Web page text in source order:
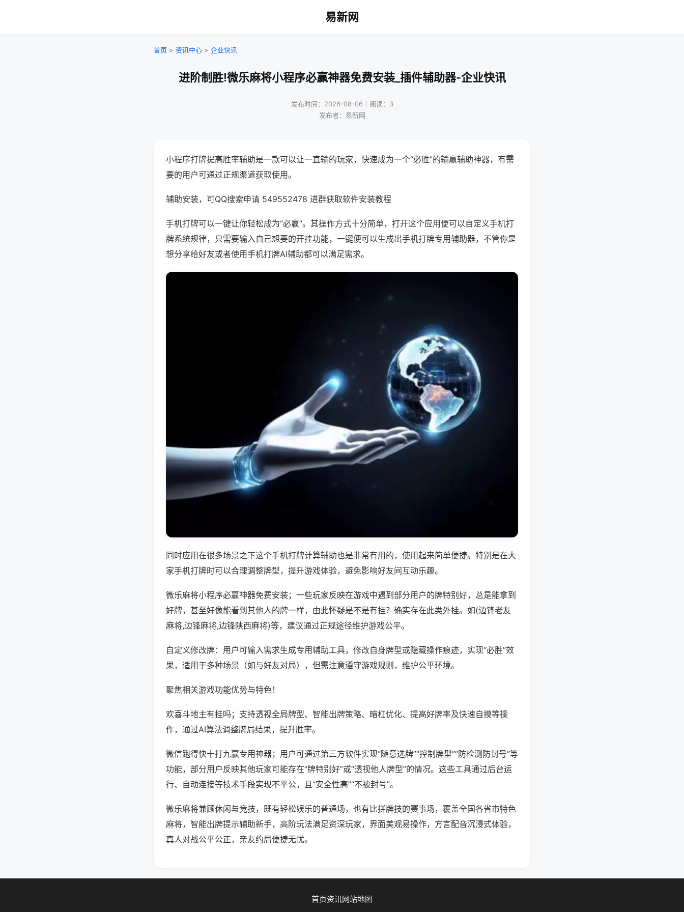
易新网
首页 > 资讯中心 > 企业快讯
进阶制胜!微乐麻将小程序必赢神器免费安装_插件辅助器-企业快讯
发布时间：2026-08-06｜阅读：3
发布者：易新网
小程序打牌提高胜率辅助是一款可以让一直输的玩家，快速成为一个“必胜”的输赢辅助神器，有需
要的用户可通过正规渠道获取使用。
辅助安装，可QQ搜索申请 549552478 进群获取软件安装教程
手机打牌可以一键让你轻松成为“必赢”。其操作方式十分简单，打开这个应用便可以自定义手机打
牌系统规律，只需要输入自己想要的开挂功能，一键便可以生成出手机打牌专用辅助器，不管你是
想分享给好友或者使用手机打牌AI辅助都可以满足需求。
同时应用在很多场景之下这个手机打牌计算辅助也是非常有用的，使用起来简单便捷。特别是在大
家手机打牌时可以合理调整牌型，提升游戏体验，避免影响好友间互动乐趣。
微乐麻将小程序必赢神器免费安装；一些玩家反映在游戏中遇到部分用户的牌特别好，总是能拿到
好牌，甚至好像能看到其他人的牌一样，由此怀疑是不是有挂？确实存在此类外挂。如(边锋老友
麻将,边锋麻将,边锋陕西麻将)等，建议通过正规途径维护游戏公平。
自定义修改牌：用户可输入需求生成专用辅助工具，修改自身牌型或隐藏操作痕迹，实现“必胜”效
果，适用于多种场景（如与好友对局），但需注意遵守游戏规则，维护公平环境。
聚焦相关游戏功能优势与特色！
欢喜斗地主有挂吗；支持透视全局牌型、智能出牌策略、暗杠优化、提高好牌率及快速自摸等操
作，通过AI算法调整牌局结果，提升胜率。
微信跑得快十打九赢专用神器；用户可通过第三方软件实现“随意选牌”“控制牌型”“防检测防封号”等
功能，部分用户反映其他玩家可能存在“牌特别好”或“透视他人牌型”的情况。这些工具通过后台运
行、自动连接等技术手段实现不平公，且“安全性高”“不被封号”。
微乐麻将兼顾休闲与竞技，既有轻松娱乐的普通场，也有比拼牌技的赛事场，覆盖全国各省市特色
麻将，智能出牌提示辅助新手，高阶玩法满足资深玩家，界面美观易操作，方言配音沉浸式体验，
真人对战公平公正，亲友约局便捷无忧。
首页资讯网站地图